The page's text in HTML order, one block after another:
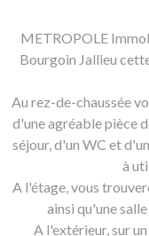
METROPOLE
Bourgoin Jallieu
Au rez-de-chaussée
d'une agréable pièce
séjour, d'un WC et
à
A l'étage, vous
ainsi qu'une
A l'extérieur, sur